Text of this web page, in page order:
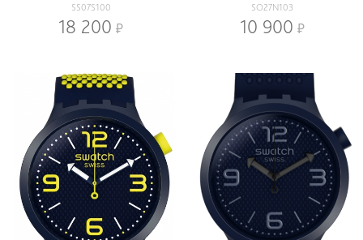
SS07S100
18 200
SO27N103
10 900